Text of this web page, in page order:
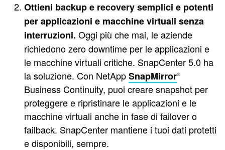
Ottieni backup e recovery semplici e potenti
per applicazioni e macchine virtuali senza
interruzioni. Oggi più che mai, le aziende
richiedono zero downtime per le applicazioni e
le macchine virtuali critiche. SnapCenter 5.0 ha
la soluzione. Con NetAppSnapMirror®
Business Continuity, puoi creare snapshot per
proteggere e ripristinare le applicazioni e le
macchine virtuali anche in fase di failover o
failback. SnapCenter mantiene i tuoi dati protetti
e disponibili, sempre.